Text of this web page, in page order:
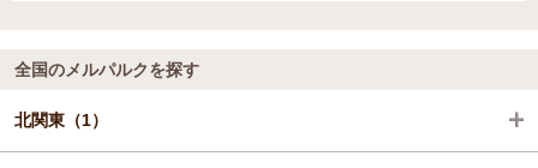
全国のメルパルクを探す
北関東（1）